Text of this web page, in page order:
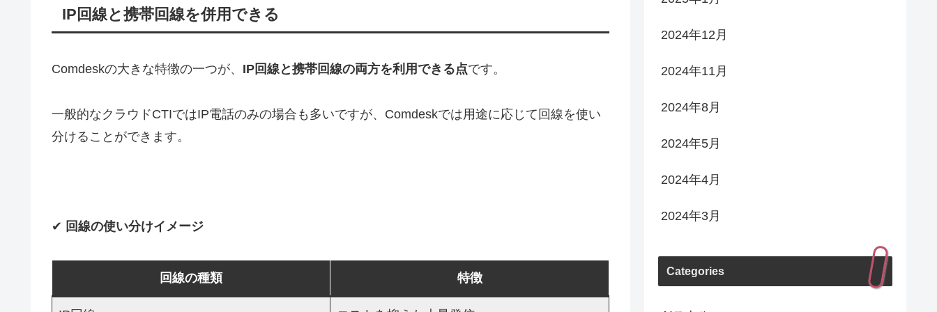
IP回線と携帯回線を併用できる
Comdeskの大きな特徴の一つが、 IP回線と携帯回線の両方を利用できる点です。
一般的なクラウドCTIではIP電話のみの場合も多いですが、Comdeskでは用途に応じて回線を使い
分けることができます。
✔︎ 回線の使い分けイメージ
回線の種類 特徴
2024年12月
2024年11月
2024年8月
2024年5月
2024年4月
2024年3月
Categories